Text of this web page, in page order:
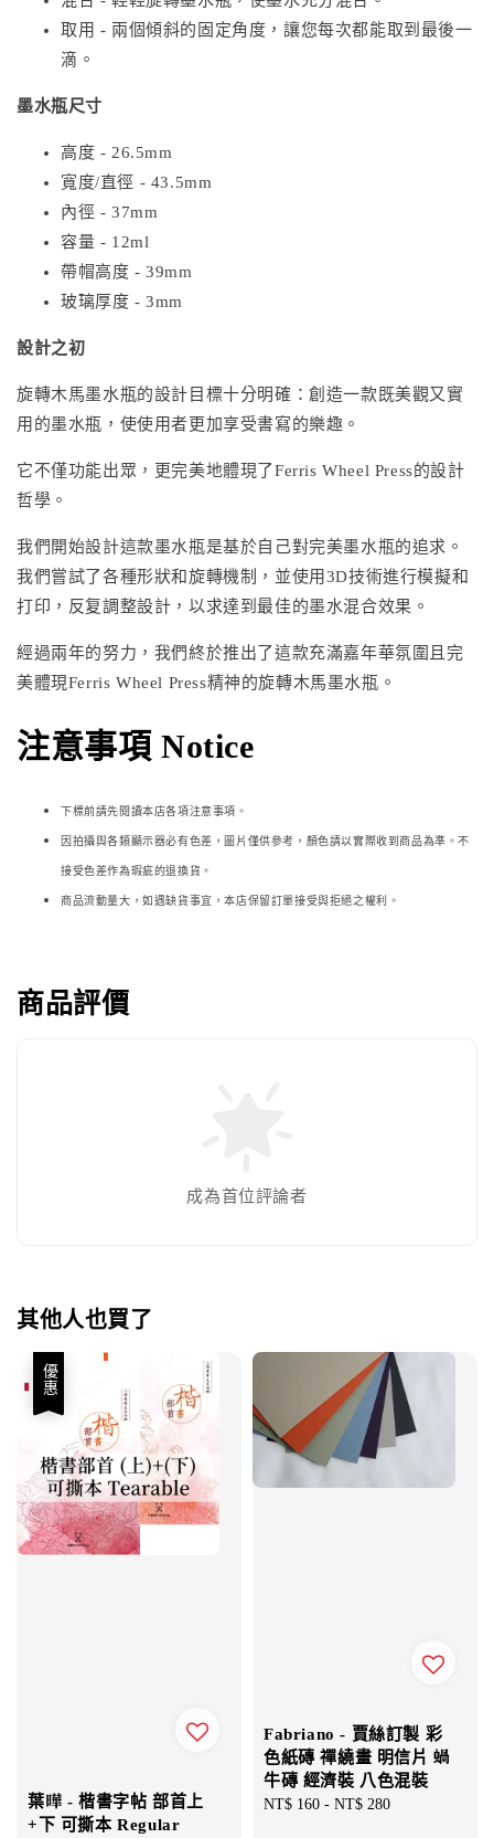
取用 - 兩個傾斜的固定角度，讓您每次都能取到最後一
滴。
墨水瓶尺寸
高度 - 26.5mm
寬度/直徑 - 43.5mm
內徑 - 37mm
容量 - 12ml
帶帽高度 - 39mm
玻璃厚度 - 3mm
設計之初
旋轉木馬墨水瓶的設計目標十分明確：創造一款既美觀又實
用的墨水瓶，使使用者更加享受書寫的樂趣。
它不僅功能出眾，更完美地體現了Ferris Wheel Press的設計
哲學。
我們開始設計這款墨水瓶是基於自己對完美墨水瓶的追求。
我們嘗試了各種形狀和旋轉機制，並使用3D技術進行模擬和
打印，反复調整設計，以求達到最佳的墨水混合效果。
經過兩年的努力，我們終於推出了這款充滿嘉年華氛圍且完
美體現Ferris Wheel Press精神的旋轉木馬墨水瓶。
注意事項 Notice
下標前請先閱讀本店各項注意事項。
因拍攝與各類顯示器必有色差，圖片僅供參考，顏色請以實際收到商品為準。不
接受色差作為瑕疵的退換貨。
商品流動量大，如遇缺貨事宜，本店保留訂單接受與拒絕之權利。
商品評價
成為首位評論者
其他人也買了
優惠
葉曄 - 楷書字帖 部首上
+下 可撕本 Regular
Fabriano - 賈絲訂製 彩
色紙磚 禪繞畫 明信片 蝸
牛磚 經濟裝 八色混裝
Regular
NT$ 160 - NT$ 280